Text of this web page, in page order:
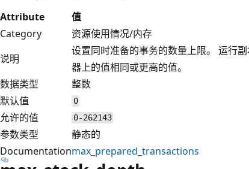
Attribute
值
Category
资源使用情况/内存
说明
设置同时准备的事务的数量上限。 运行
器上的值相同或更高的值。
数据类型
整数
默认值
0
允许的值 0-262143
参数类型
静态的
Documentationmax_prepared_transactions